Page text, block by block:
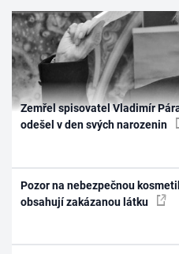
Zemřel spisovatel Vladimír
odešel v den svých narozenin
Pozor na nebezpečnou
obsahují zakázanou látku